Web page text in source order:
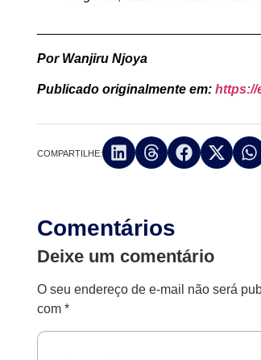
Por Wanjiru Njoya
Publicado originalmente em:https://
COMPARTILHE:
Comentários
Deixe um comentário
O seu endereço de e-mail não será
com*